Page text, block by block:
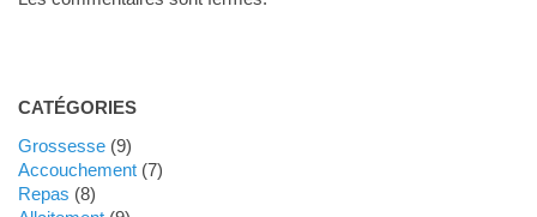
CATÉGORIES
Grossesse(9)
Accouchement(7)
Repas (8)